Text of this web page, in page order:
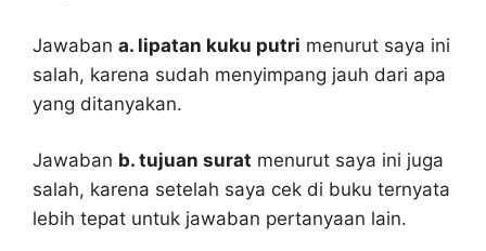
Jawaban a. lipatan kuku putri menurut saya ini
salah, karena sudah menyimpang jauh dari apa
yang ditanyakan.
Jawaban b. tujuan surat menurut saya ini juga
salah, karena setelah saya cek di buku ternyata
lebih tepat untuk jawaban pertanyaan lain.